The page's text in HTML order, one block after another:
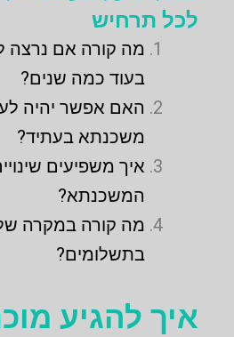
לכל תרחיש
מה קורה אם נרצה
בעוד כמה שנים?
האם אפשר יהיה
משכנתא בעתיד?
איך משפיעים
המשכנתא?
מה קורה במקרה של
בתשלומים?
איך להגיע